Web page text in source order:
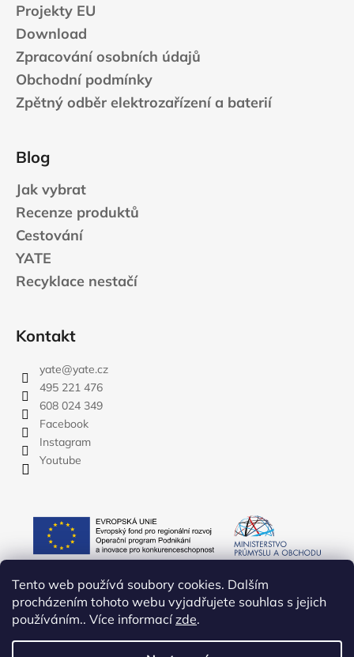
Tento web používá soubory cookies. Dalším
procházením tohoto webu vyjadřujete souhlas s jejich
používáním.. Více informacízde.
Projekty EU
Download
Zpracování osobních údajů
Obchodní podmínky
Zpětný odběr elektrozařízení a baterií
Blog
Jak vybrat
Recenze produktů
Cestování
YATE
Recyklace nestačí
Kontakt
yate@yate.cz
495 221 476
608 024 349
Facebook
Instagram
Youtube